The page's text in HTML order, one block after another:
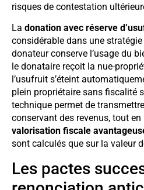
risques de contestation
La donation avec réserve
considérable dans une
donateur conserve l’usage du
le donataire reçoit la nue-
l’usufruit s’éteint
plein propriétaire sans fiscalité
technique permet de
conservant des revenus, tout en
valorisation fiscale
sont calculés que sur la valeur
Les pactes